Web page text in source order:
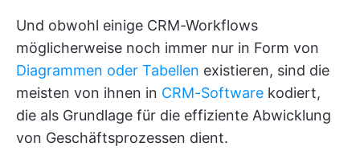
Und obwohl einige CRM-Workflows
möglicherweise noch immer nur in Form von
Diagrammen oder Tabellen existieren, sind die
meisten von ihnen in CRM-Software kodiert,
die als Grundlage für die effiziente Abwicklung
von Geschäftsprozessen dient.